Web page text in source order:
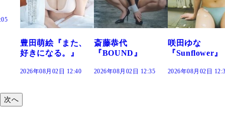
斎藤恭代
『BOUND』
2026年08月02日 12:35
咲田ゆな
『Sunflower』
2026年08月02日 12:30
藤水咲桜『花
だまり』
2026年08月02日
次へ